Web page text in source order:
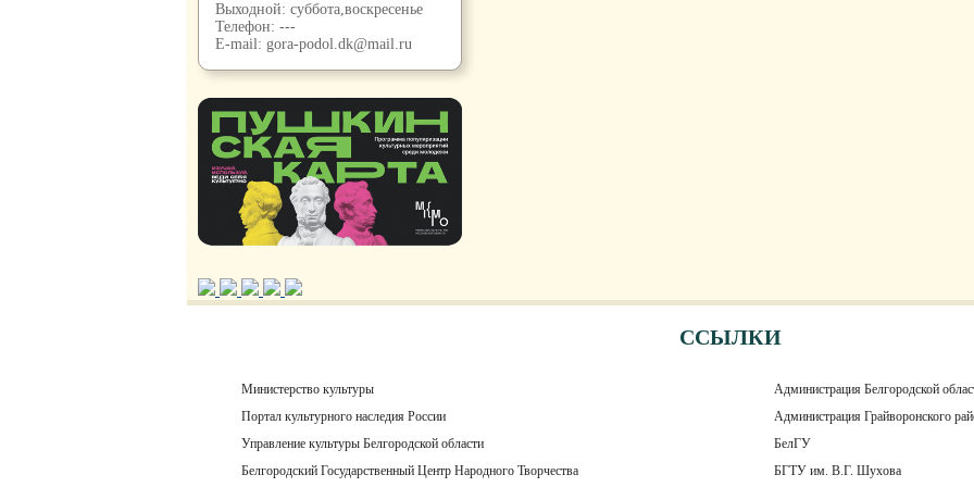
Выходной: суббота,воскресенье
Телефон: ---
E-mail: gora-podol.dk@mail.ru
ССЫЛКИ
Министерство культуры
Портал культурного наследия России
Управление культуры Белгородской области
Белгородский Государственный Центр Народного Творчества
Администрация Белгородской
Администрация Грайворонского
БелГУ
БГТУ им. В.Г. Шухова